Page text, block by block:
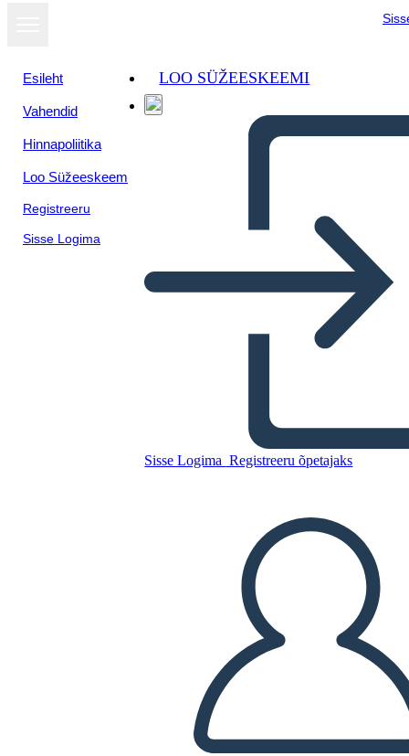
Esileht
Vahendid
Hinnapoliitika
Loo Süžeeskeem
Registreeru
Sisse Logima
LOO SÜŽEESKEEMI
Sisse Logima Registreeru õpetajaks
Kopeerige see süžeeskeemid
LUUA STORYBOARD
LOE MULLE